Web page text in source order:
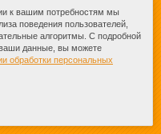
к вашим потребностям мы
поведения пользователей,
алгоритмы. С подробной
данные, вы можете
обработки персональных